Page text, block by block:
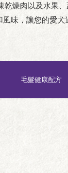
燥肉以及水果
味，讓您的愛犬
毛髮健康配方